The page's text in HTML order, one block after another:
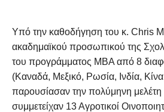
Υπό την καθοδήγηση του κ. Chris
ακαδημαϊκού προσωπικού της
του προγράμματος ΜΒΑ από 8
(Καναδά, Μεξικό, Ρωσία, Ινδία,
παρουσίασαν την πολύμηνη μελέτη
συμμετείχαν 13 Αγροτικοί